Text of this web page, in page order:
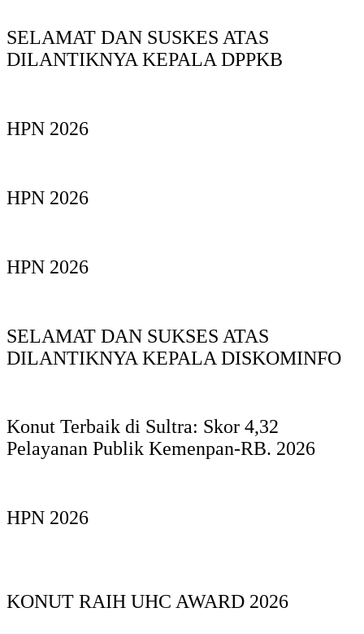
SELAMAT DAN SUSKES ATAS
DILANTIKNYA KEPALA DPPKB
HPN 2026
HPN 2026
HPN 2026
SELAMAT DAN SUKSES ATAS
DILANTIKNYA KEPALA DISKOMINFO
Konut Terbaik di Sultra: Skor 4,32
Pelayanan Publik Kemenpan-RB. 2026
HPN 2026
KONUT RAIH UHC AWARD 2026